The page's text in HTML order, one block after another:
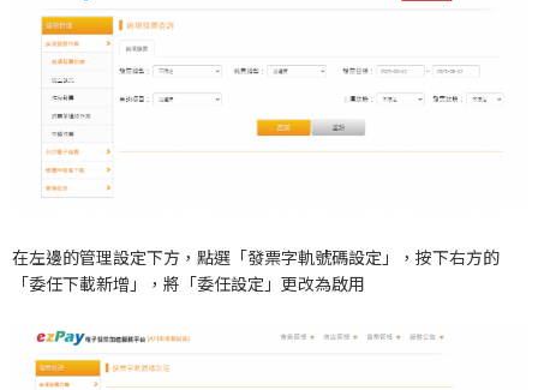
在左邊的管理設定下方，點選「發票字軌號碼設定」，按下右方的
「委任下載新增」，將「委任設定」更改為啟用